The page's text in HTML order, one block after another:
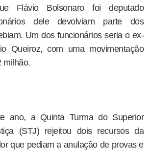
Flávio Bolsonaro foi deputado
dele devolviam parte dos
Um dos funcionários seria o ex-
Queiroz, com uma movimentação
milhão.
ano, a Quinta Turma do Superior
(STJ) rejeitou dois recursos da
que pediam a anulação de provas e